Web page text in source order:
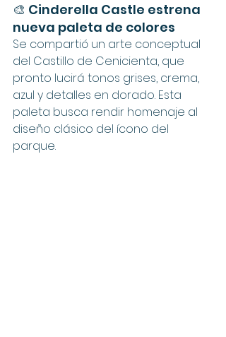
🎨 Cinderella Castle estrena
nueva paleta de colores
Se compartió un arte conceptual
del Castillo de Cenicienta, que
pronto lucirá tonos grises, crema,
azul y detalles en dorado. Esta
paleta busca rendir homenaje al
diseño clásico del ícono del
parque.